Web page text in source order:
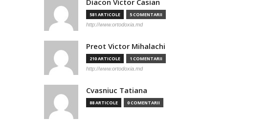
Diacon Victor Casian
581 ARTICOLE 5 COMENTARII
http://www.ortodoxia.md
Preot Victor Mihalachi
210 ARTICOLE 1 COMENTARII
http://www.ortodoxia.md
Cvasniuc Tatiana
88 ARTICOLE 0 COMENTARII